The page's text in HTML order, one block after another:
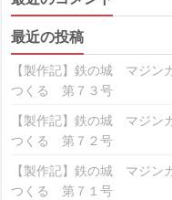
最近の投稿
【製作記】鉄の城 マジ
つくる 第７３号
【製作記】鉄の城 マジ
つくる 第７２号
【製作記】鉄の城 マジ
つくる 第７１号